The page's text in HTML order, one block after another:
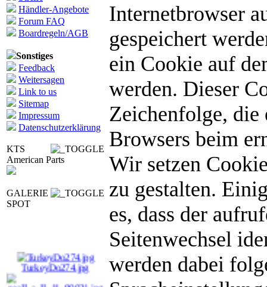
Händler-Angebote
Forum FAQ
Boardregeln/AGB
Sonstiges
Feedback
Weitersagen
Link to us
Sitemap
Impressum
Datenschutzerklärung
KTS
American Parts
GALERIE
SPOT
TurkeyDo274.jpg
Internetbrowser
gespeichert
ein Cookie auf
werden. Dieser
Zeichenfolge, die
Browsers beim
Wir setzen
zu gestalten.
es, dass der
Seitenwechsel
werden dabei